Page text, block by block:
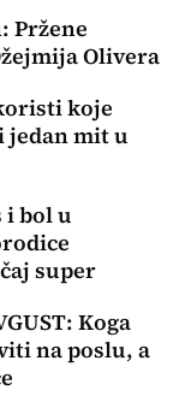
Pržene
Olivera
koje
mit u
i bol u
super
Koga
na poslu, a